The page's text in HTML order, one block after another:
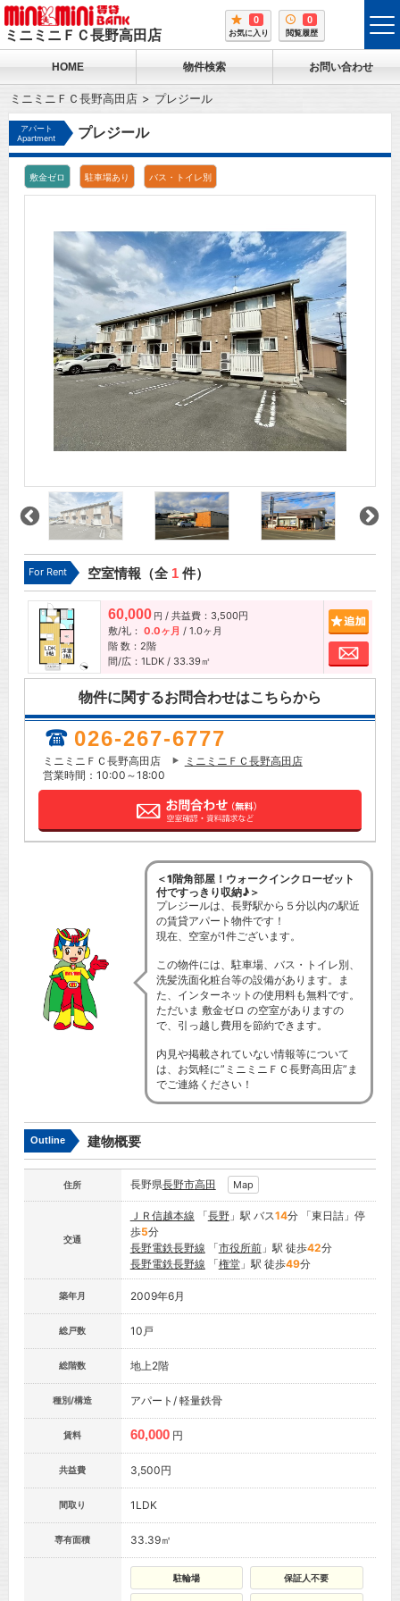
ミニミニＦＣ長野高田店
0
お気に入り
0
閲覧履歴
HOME 物件検索 お問い合わせ
ミニミニＦＣ長野高田店 プレジール
アパート
Apartment
プレジール
敷金ゼロ 駐車場あり バス・トイレ別
For Rent 空室情報（全 1件）
60,000 円 / 共益費：3,500円
敷/礼： 0.0ヶ月 / 1.0ヶ月
階 数：2階
間/広：1LDK / 33.39㎡
お問
物件に関するお問合わせはこちらから
026-267-6777
ミニミニＦＣ長野高田店
ミニミニＦＣ長野高田店
営業時間：10:00～18:00
＜1階角部屋！ウォークインクローゼット
付ですっきり収納♪＞
プレジールは、長野駅から５分以内の駅近
の賃貸アパート物件です！
現在、空室が1件ございます。
この物件には、駐車場、バス・トイレ別、
洗髪洗面化粧台等の設備があります。ま
た、インターネットの使用料も無料です。
ただいま 敷金ゼロ の空室がありますの
で、引っ越し費用を節約できます。
内見や掲載されていない情報等について
は、お気軽に”ミニミニＦＣ長野高田店”ま
でご連絡ください！
Outline 建物概要
住所 長野県長野市高田 Map
交通
ＪＲ信越本線 「長野」駅 バス14分 「東日詰」停
歩5分
長野電鉄長野線 「市役所前」駅 徒歩42分
長野電鉄長野線 「権堂」駅 徒歩49分
築年月 2009年6月
総戸数 10戸
総階数 地上2階
種別/構造 アパート/ 軽量鉄骨
賃料 60,000 円
共益費 3,500円
間取り 1LDK
専有面積 33.39㎡
駐輪場 保証人不要